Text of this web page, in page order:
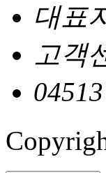
대표
고객